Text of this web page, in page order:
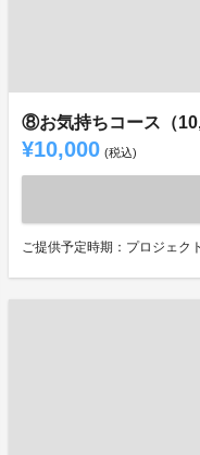
⑧お気持ちコース（
¥10,000 (税込)
ご提供予定時期：プロジェク